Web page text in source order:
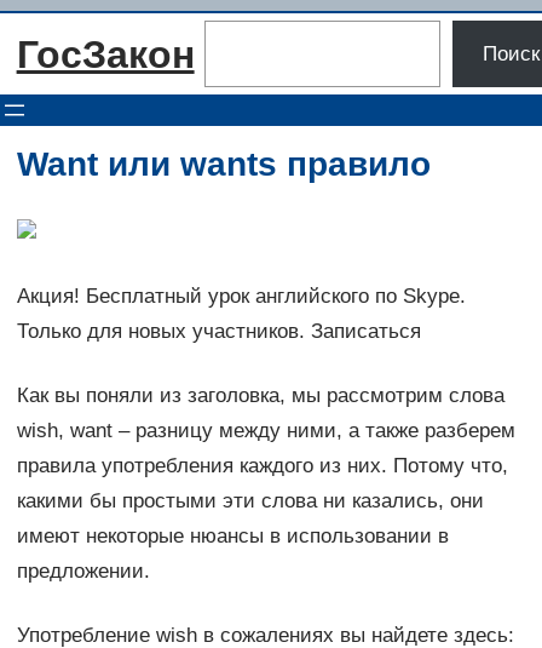
Перейти
ГосЗакон Поиск
Want или wants правило
Акция! Бесплатный урок английского по Skype.
Только для новых участников. Записаться
Как вы поняли из заголовка, мы рассмотрим слова
wish, want – разницу между ними, а также разберем
правила употребления каждого из них. Потому что,
какими бы простыми эти слова ни казались, они
имеют некоторые нюансы в использовании в
предложении.
Употребление wish в сожалениях вы найдете здесь: